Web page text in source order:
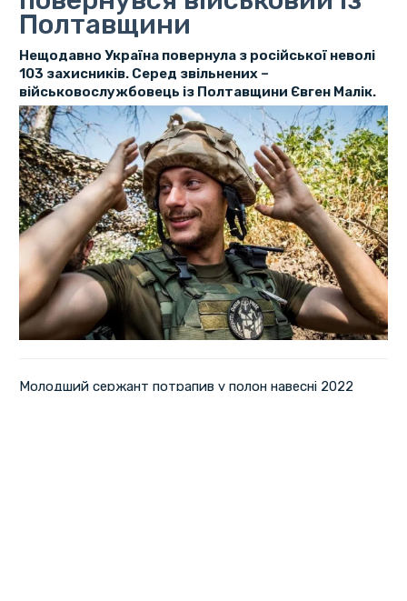
Полтавщини
Нещодавно Україна повернула з російської неволі
103 захисників. Серед звільнених –
військовослужбовець із Полтавщини Євген Малік.
Молодший сержант потрапив у полон навесні 2022